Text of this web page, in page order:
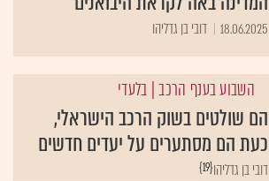
18.06.2025 דובי בן גדליהו
השבוע בענף הרכב| בלעדי
הם שולטים בשוק הרכב הישראלי,
כעת הם מסתערים על יעדים חדשים
{19}דובי בן גדליהו